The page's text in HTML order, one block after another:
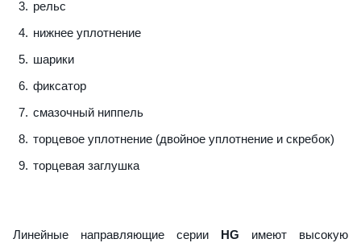
рельс
нижнее уплотнение
шарики
фиксатор
смазочный ниппель
торцевое уплотнение (двойное уплотнение и скребок)
торцевая заглушка
Линейные направляющие серии HG имеют высокую